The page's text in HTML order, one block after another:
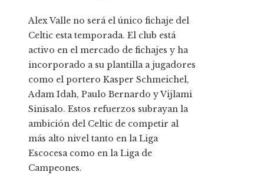
Alex Valle no será el único fichaje del
Celtic esta temporada. El club está
activo en el mercado de fichajes y ha
incorporado a su plantilla a jugadores
como el portero Kasper Schmeichel,
Adam Idah, Paulo Bernardo y Vijlami
Sinisalo. Estos refuerzos subrayan la
ambición del Celtic de competir al
más alto nivel tanto en la Liga
Escocesa como en la Liga de
Campeones.